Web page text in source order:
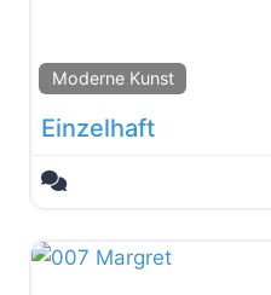
Moderne Kunst
Einzelhaft